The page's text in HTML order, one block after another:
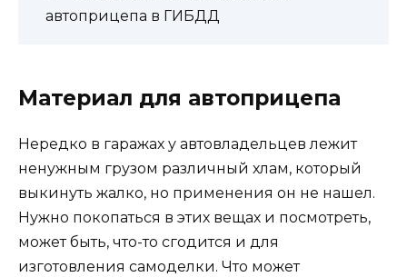
автоприцепа в ГИБДД
Материал для автоприцепа
Нередко в гаражах у автовладельцев лежит
ненужным грузом различный хлам, который
выкинуть жалко, но применения он не нашел.
Нужно покопаться в этих вещах и посмотреть,
может быть, что-то сгодится и для
изготовления самоделки. Что может